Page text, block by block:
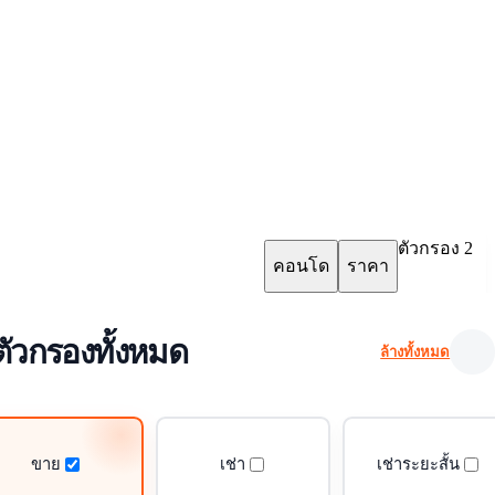
คอนโด ราคา
ตัวกรอง 2
วกรองทั้งหมด ล้างทั้งหมด
ขาย เช่า เช่าระยะสั้น